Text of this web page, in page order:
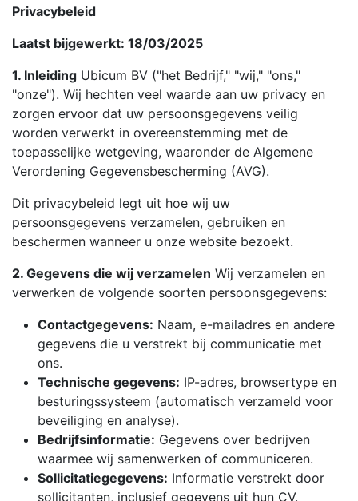
Privacybeleid
Laatst bijgewerkt: 18/03/2025
1. Inleiding Ubicum BV ("het Bedrijf," "wij," "ons,"
"onze"). Wij hechten veel waarde aan uw privacy en
zorgen ervoor dat uw persoonsgegevens veilig
worden verwerkt in overeenstemming met de
toepasselijke wetgeving, waaronder de Algemene
Verordening Gegevensbescherming (AVG).
Dit privacybeleid legt uit hoe wij uw
persoonsgegevens verzamelen, gebruiken en
beschermen wanneer u onze website bezoekt.
2. Gegevens die wij verzamelen Wij verzamelen en
verwerken de volgende soorten persoonsgegevens:
Contactgegevens: Naam, e-mailadres en andere
gegevens die u verstrekt bij communicatie met
ons.
Technische gegevens: IP-adres, browsertype en
besturingssysteem (automatisch verzameld voor
beveiliging en analyse).
Bedrijfsinformatie: Gegevens over bedrijven
waarmee wij samenwerken of communiceren.
Sollicitatiegegevens: Informatie verstrekt door
sollicitanten, inclusief gegevens uit hun CV.